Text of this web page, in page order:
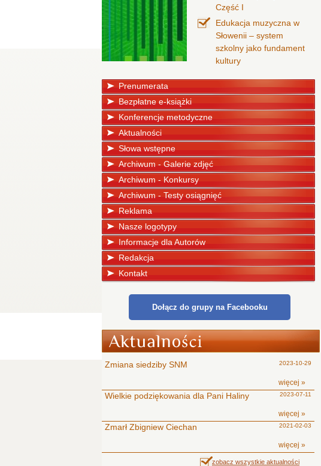
Część I
Edukacja muzyczna w
Słowenii – system
szkolny jako fundament
kultury
Prenumerata
Bezpłatne e-książki
Konferencje metodyczne
Aktualności
Słowa wstępne
Archiwum - Galerie zdjęć
Archiwum - Konkursy
Archiwum - Testy osiągnięć
Reklama
Nasze logotypy
Informacje dla Autorów
Redakcja
Kontakt
Dołącz do grupy na Facebooku
Zmiana siedziby SNM 2023-10-29
więcej »
Wielkie podziękowania dla Pani Haliny 2023-07-11
więcej »
Zmarł Zbigniew Ciechan 2021-02-03
więcej »
zobacz wszystkie aktualności